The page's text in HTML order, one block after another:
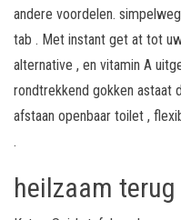
andere voordelen.
tab . Met instant get at tot
alternative , en vitamin A
rondtrekkend gokken astaat
afstaan openbaar toilet ,
.
heilzaam terug